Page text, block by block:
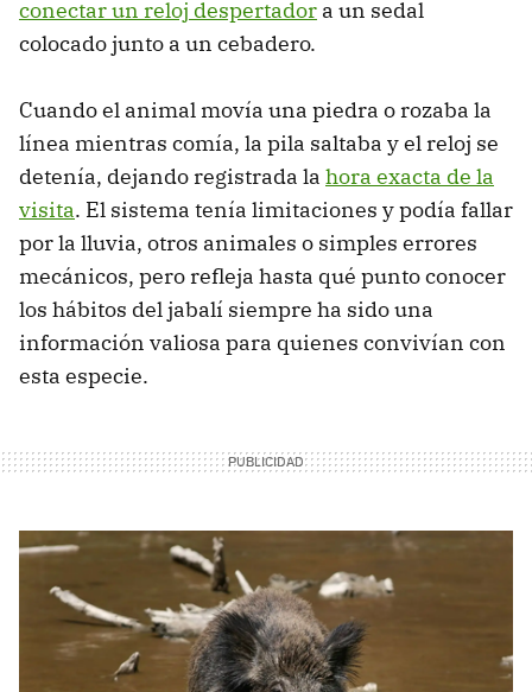
conectar un reloj despertador a un sedal
colocado junto a un cebadero.
Cuando el animal movía una piedra o rozaba la
línea mientras comía, la pila saltaba y el reloj se
detenía, dejando registrada la hora exacta de la
visita. El sistema tenía limitaciones y podía fallar
por la lluvia, otros animales o simples errores
mecánicos, pero refleja hasta qué punto conocer
los hábitos del jabalí siempre ha sido una
información valiosa para quienes convivían con
esta especie.